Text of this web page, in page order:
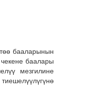
бааларынын
баалары
мезгилине